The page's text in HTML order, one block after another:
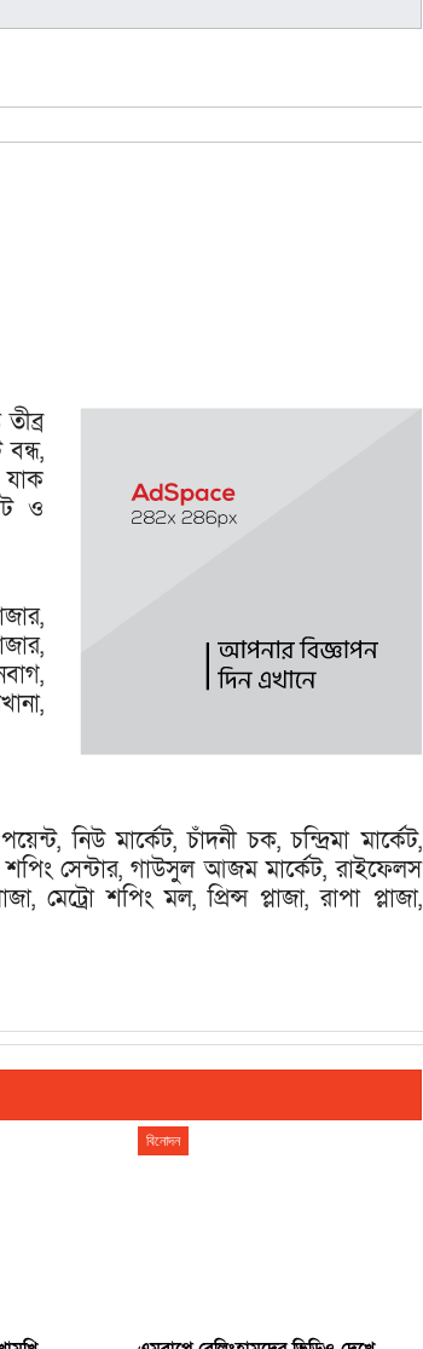
ও
নিউ মার্কেট, চাঁদনী চক, চন্দ্রিমা মার্কেট,
শপিং সেন্টার, গাউসুল আজম মার্কেট, রাইফেলস
মেট্রো শপিং মল, প্রিন্স প্লাজা, রাপা প্লাজা,
বিনোদন